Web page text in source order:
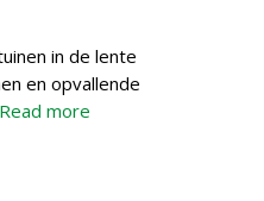
in de lente
en opvallende
Read more